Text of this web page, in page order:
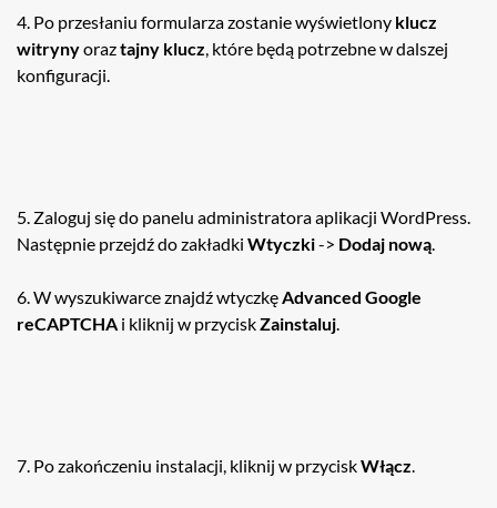
4. Po przesłaniu formularza zostanie wyświetlony klucz
witrynyoraztajny klucz, które będą potrzebne w dalszej
konfiguracji.
5. Zaloguj się do panelu administratora aplikacji WordPress.
Następnie przejdź do zakładki Wtyczki-> Dodaj nową.
6. W wyszukiwarce znajdź wtyczkęAdvanced Google
reCAPTCHA i kliknij w przyciskZainstaluj.
7. Po zakończeniu instalacji, kliknij w przyciskWłącz.